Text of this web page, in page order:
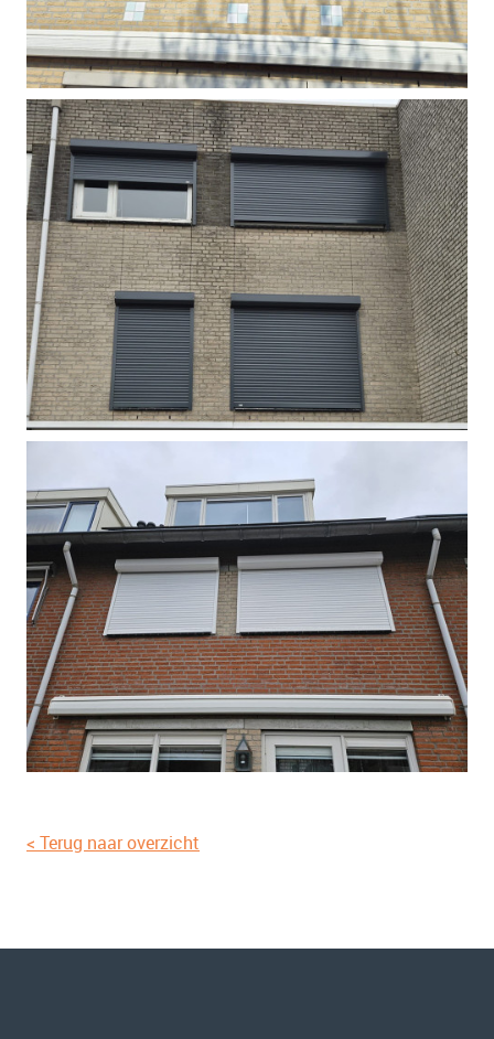
< Terug naar overzicht